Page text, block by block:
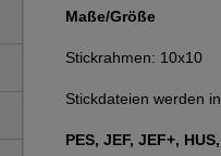
Maße/Größe
Stickrahmen: 10x10
Stickdateien werden
PES, JEF, JEF+,